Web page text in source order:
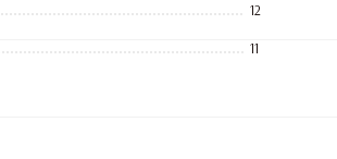
12
11